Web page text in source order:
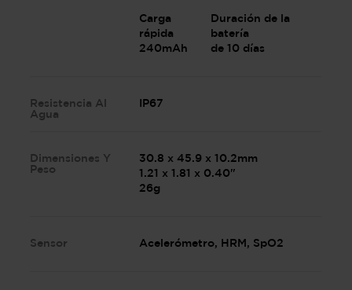
Carga
rápida
240mAh
Duración de la
batería
de 10 días
Resistencia Al
Agua
IP67
Dimensiones Y
Peso
30.8 x 45.9 x 10.2mm
1.21 x 1.81 x 0.40"
26g
Sensor Acelerómetro, HRM, SpO2